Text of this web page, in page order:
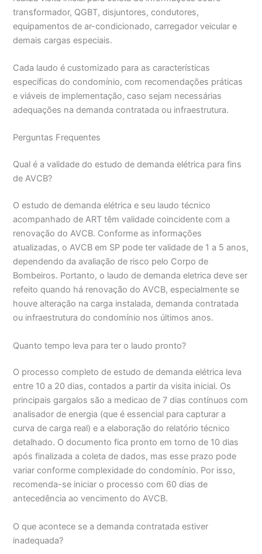
transformador, QGBT, disjuntores, condutores,
equipamentos de ar-condicionado, carregador veicular e
demais cargas especiais.
Cada laudo é customizado para as características
específicas do condomínio, com recomendações práticas
e viáveis de implementação, caso sejam necessárias
adequações na demanda contratada ou infraestrutura.
Perguntas Frequentes
Qual é a validade do estudo de demanda elétrica para fins
de AVCB?
O estudo de demanda elétrica e seu laudo técnico
acompanhado de ART têm validade coincidente com a
renovação do AVCB. Conforme as informações
atualizadas, o AVCB em SP pode ter validade de 1 a 5 anos,
dependendo da avaliação de risco pelo Corpo de
Bombeiros. Portanto, o laudo de demanda eletrica deve ser
refeito quando há renovação do AVCB, especialmente se
houve alteração na carga instalada, demanda contratada
ou infraestrutura do condomínio nos últimos anos.
Quanto tempo leva para ter o laudo pronto?
O processo completo de estudo de demanda elétrica leva
entre 10 a 20 dias, contados a partir da visita inicial. Os
principais gargalos são a medicao de 7 dias contínuos com
analisador de energia (que é essencial para capturar a
curva de carga real) e a elaboração do relatório técnico
detalhado. O documento fica pronto em torno de 10 dias
após finalizada a coleta de dados, mas esse prazo pode
variar conforme complexidade do condomínio. Por isso,
recomenda-se iniciar o processo com 60 dias de
antecedência ao vencimento do AVCB.
O que acontece se a demanda contratada estiver
inadequada?